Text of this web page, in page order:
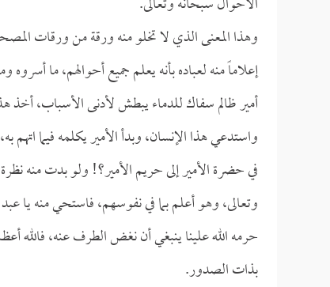
وهذا المعنى الذي لا تخلو منه ورقة من ورقات
إعلاماً منه لعباده بأنه يعلم جميع أحوالهم، ما
أمير ظالم سفاك للدماء يبطش لأدنى الأسباب،
واستدعي هذا الإنسان، وبدأ الأمير يكلمه فيما
في حضرة الأمير إلى حريم الأمير؟! ولو بدت منه
وتعالى، وهو أعلم بما في نفوسهم، فاستحي منه يا
حرمه الله علينا ينبغي أن نغض الطرف عنه، فالله
بذات الصدور.